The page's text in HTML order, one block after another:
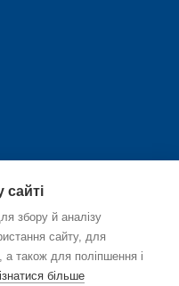
збору й аналізу
сайту, для
також для поліпшення і
більше